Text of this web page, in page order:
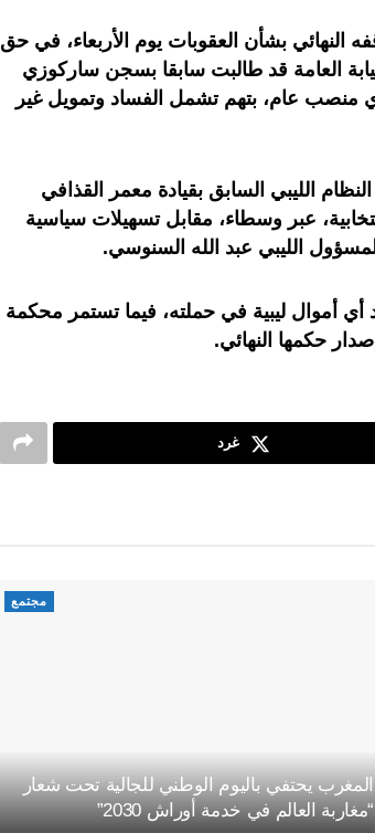
النهائي بشأن العقوبات يوم الأربعاء، في حق
العامة قد طالبت سابقا بسجن ساركوزي
منصب عام، بتهم تشمل الفساد وتمويل غير
الليبي السابق بقيادة معمر القذافي
عبر وسطاء، مقابل تسهيلات سياسية
الليبي عبد الله السنوسي.
أموال ليبية في حملته، فيما تستمر محكمة
حكمها النهائي.
غرد
مجتمع
المغرب يحتفي باليوم الوطني للجالية تحت شعار
“مغاربة العالم في خدمة أوراش 2030”